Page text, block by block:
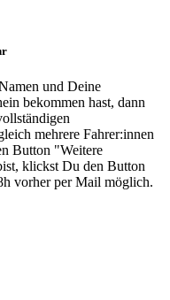
und Deine
bekommen hast, dann
mehrere Fahrer:innen
Button "Weitere
klickst Du den Button
vorher per Mail möglich.